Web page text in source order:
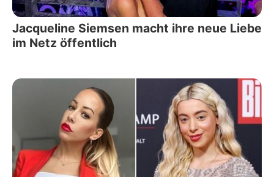
Jacqueline Siemsen macht ihre neue Liebe
im Netz öffentlich